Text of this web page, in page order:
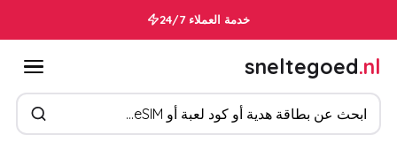
خدمة العملاء 24/7
sneltegoed.nl
ابحث عن المنتجات